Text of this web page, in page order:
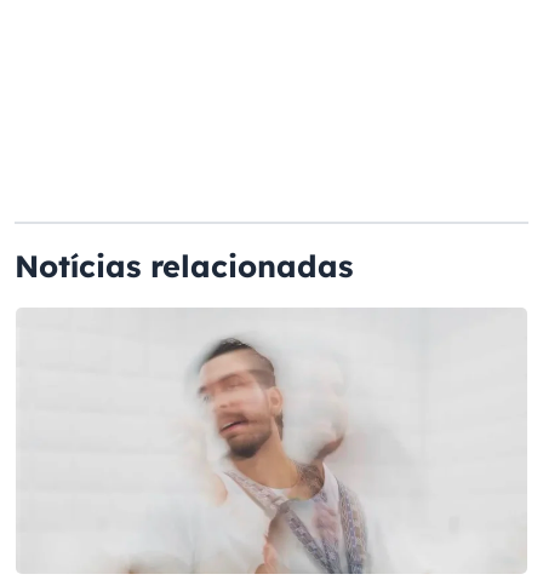
Notícias relacionadas